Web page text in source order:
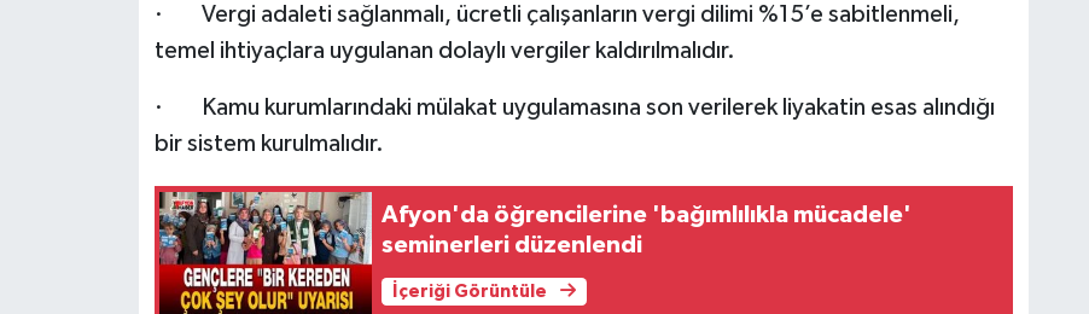
· Vergi adaleti sağlanmalı, ücretli çalışanların vergi dilimi %15’e sabitlenmeli,
temel ihtiyaçlara uygulanan dolaylı vergiler kaldırılmalıdır.
· Kamu kurumlarındaki mülakat uygulamasına son verilerek liyakatin esas alındığı
bir sistem kurulmalıdır.
Afyon'da öğrencilerine 'bağımlılıkla mücadele'
seminerleri düzenlendi
İçeriği Görüntüle